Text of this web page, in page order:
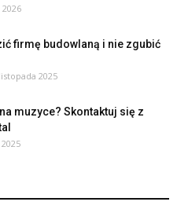
firmę budowlaną i nie zgubić
2025
muzyce? Skontaktuj się z